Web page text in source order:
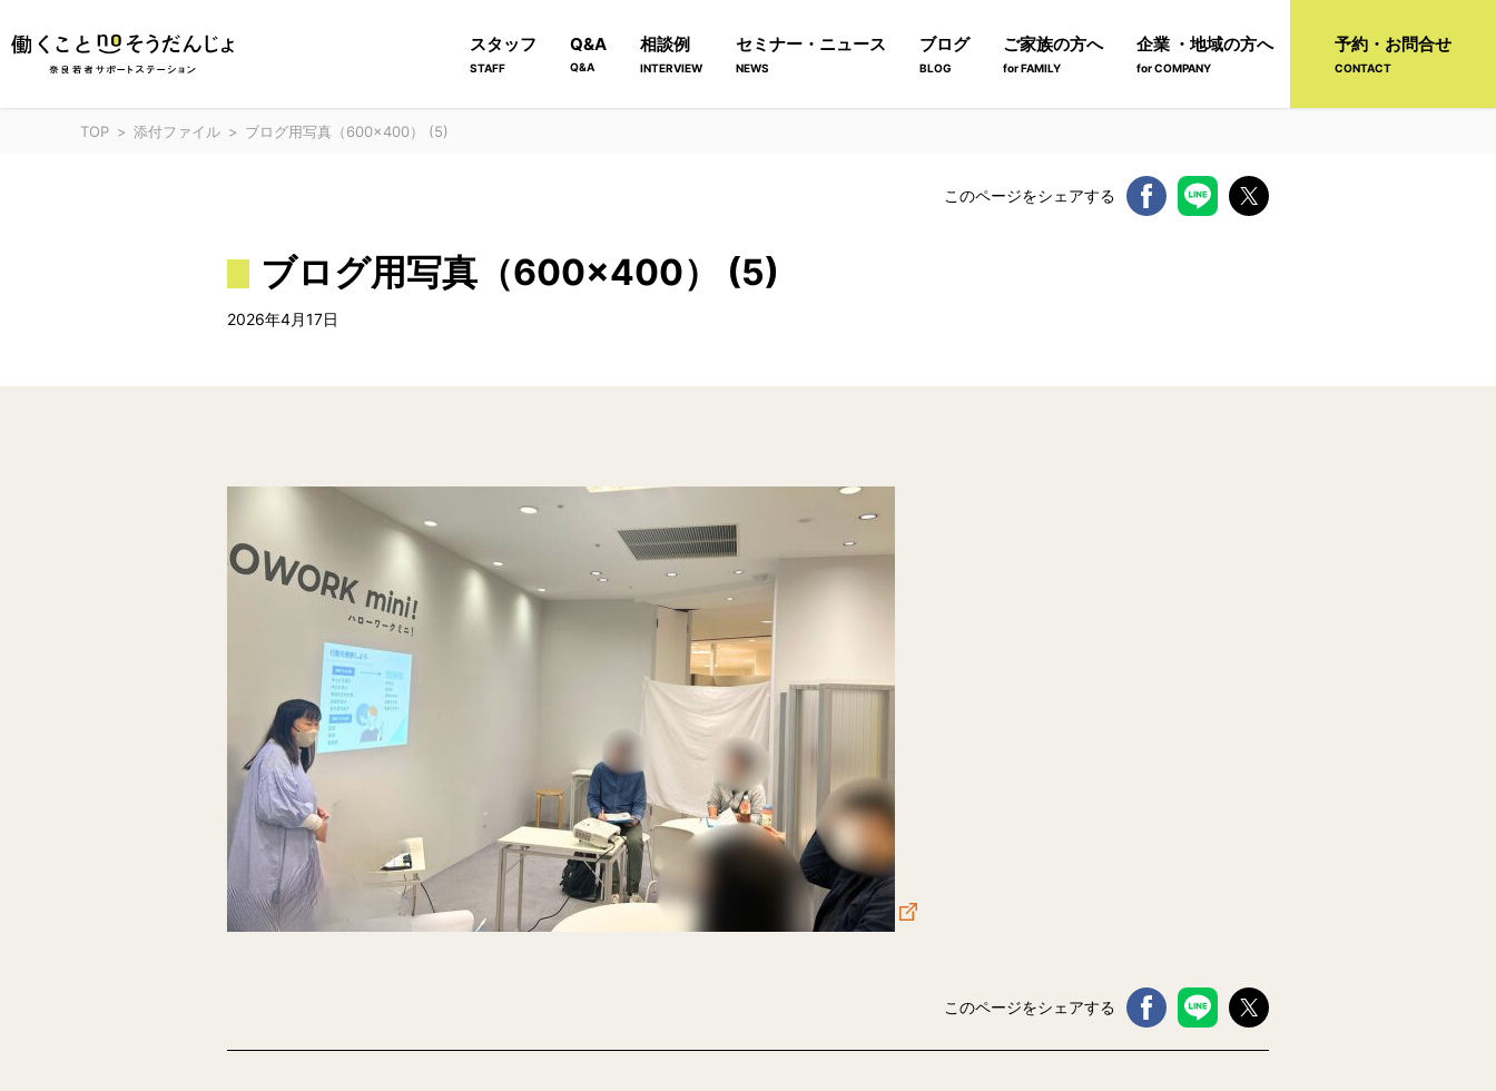
スタッフ
STAFF
Q&A
Q&A
相談例
INTERVIEW
セミナー・ニュース
NEWS
ブログ
BLOG
ご家族の方へ
for FAMILY
企業 ・地域の方へ
for COMPANY
予約・お問合せ
CONTACT
TOP 添付ファイル ブログ用写真（600×400） (5)
このページをシェアする
ブログ用写真（600×400） (5)
2026年4月17日
このページをシェアする